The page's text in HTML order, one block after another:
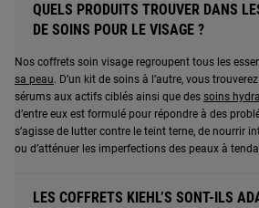
QUELS PRODUITS TROUVER DANS
DE SOINS POUR LE VISAGE ?
Nos coffrets soin visage regroupent tous les
sa peau. D’un kit de soins à l’autre, vous
sérums aux actifs ciblés ainsi que des soins
d’entre eux est formulé pour répondre à des
s’agisse de lutter contre le teint terne, de nourrir
ou d’atténuer les imperfections des peaux à
LES COFFRETS KIEHL’S SONT-ILS